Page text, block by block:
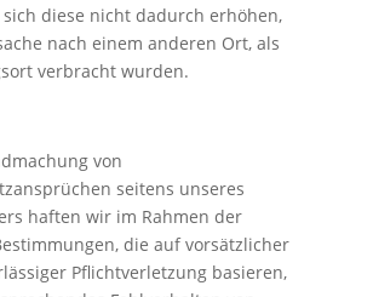
diese nicht dadurch erhöhen,
nach einem anderen Ort, als
verbracht wurden.
von
seitens unseres
haften wir im Rahmen der
die auf vorsätzlicher
Pflichtverletzung basieren,